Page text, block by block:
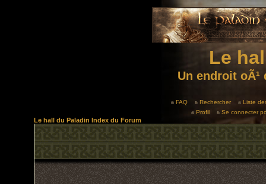
Le
Un endroit
FAQ Rechercher
Liste
Profil
Se connecter
Le hall du Paladin Index du Forum